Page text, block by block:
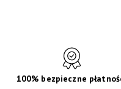
100% bezpieczne